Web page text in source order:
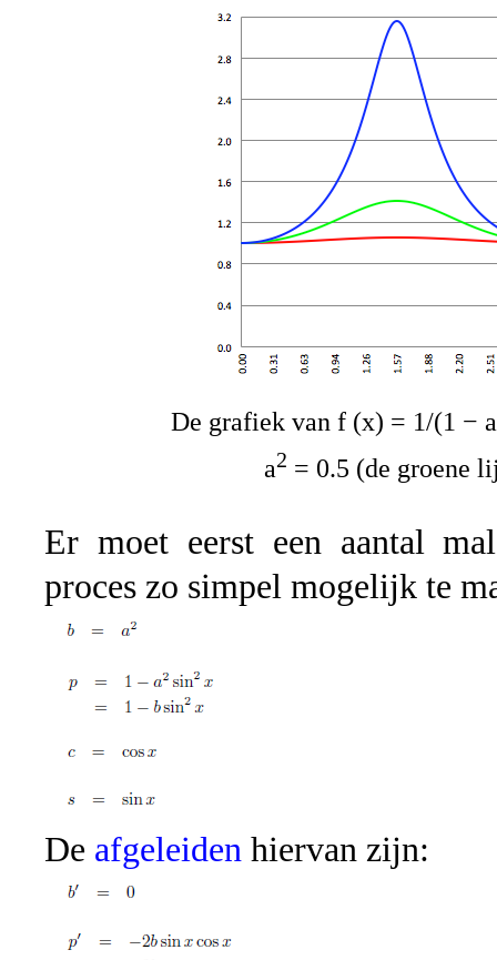
De grafiek van f (x) = 1/(1 − a
a2 = 0.5 (de groene
Er moet eerst een aantal
proces zo simpel mogelijk te
De afgeleiden hiervan zijn: